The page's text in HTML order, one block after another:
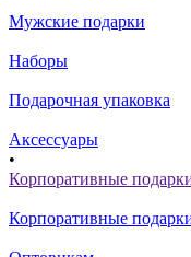
Мужские подарки
Наборы
Подарочная упаковка
Аксессуары
•
Корпоративные
Корпоративные